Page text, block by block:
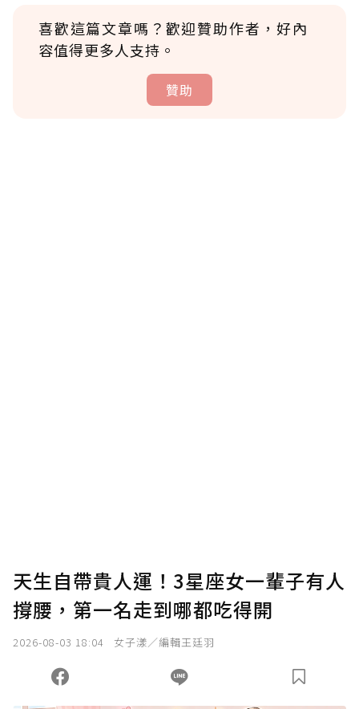
喜歡這篇文章嗎？歡迎贊助作者，好內
容值得更多人支持。
贊助
天生自帶貴人運！3星座女一輩子有人
撐腰，第一名走到哪都吃得開
2026-08-03 18:04 女子漾／編輯王廷羽